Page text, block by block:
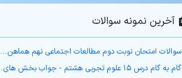
آخرین نمونه سوالات
سوالات امتحان نوبت دوم مطالعات اجتماعی نهم هماهن...
گام به گام درس ۱۵ علوم تجربی هشتم - جواب بخش های...